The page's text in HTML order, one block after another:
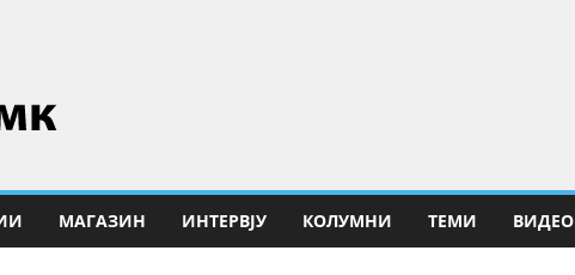
МАГАЗИН ИНТЕРВЈУ КОЛУМНИ ТЕМИ ВИДЕО